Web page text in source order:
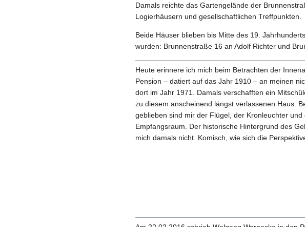
Damals reichte das Gartengelände der
Logierhäusern und gesellschaftlichen Treffpunkten.
Beide Häuser blieben bis Mitte des 19.
wurden: Brunnenstraße 16 an Adolf Richter und
Heute erinnere ich mich beim Betrachten der
Pension – datiert auf das Jahr 1910 – an meinen
dort im Jahr 1971. Damals verschafften ein
zu diesem anscheinend längst verlassenen Haus.
geblieben sind mir der Flügel, der Kronleuchter
Empfangsraum. Der historische Hintergrund des
mich damals nicht. Komisch, wie sich die